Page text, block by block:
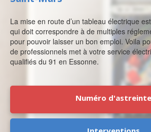
La mise en route d’un tableau électrique
qui doit correspondre à de multiples
pour pouvoir laisser un bon emploi. Voila
de professionnels met à votre service
qualifiés du 91 en Essonne.
Numéro d'astreinte